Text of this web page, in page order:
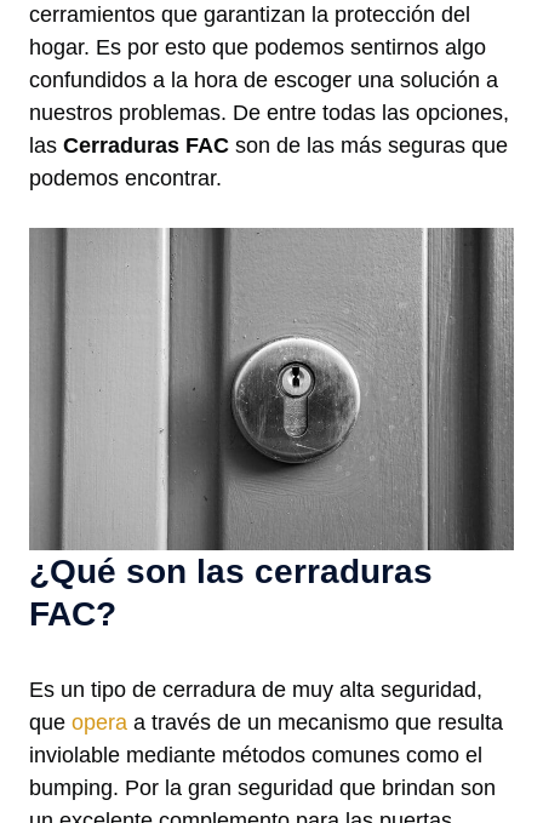
cerramientos que garantizan la protección del
hogar. Es por esto que podemos sentirnos algo
confundidos a la hora de escoger una solución a
nuestros problemas. De entre todas las opciones,
las Cerraduras FAC son de las más seguras que
podemos encontrar.
¿Qué son las cerraduras
FAC?
Es un tipo de cerradura de muy alta seguridad,
que opera a través de un mecanismo que resulta
inviolable mediante métodos comunes como el
bumping. Por la gran seguridad que brindan son